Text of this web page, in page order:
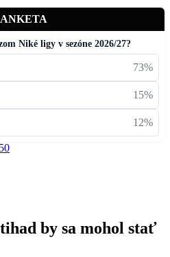
ANKETA
Niké ligy v sezóne 2026/27?
73%
15%
12%
by sa mohol stať